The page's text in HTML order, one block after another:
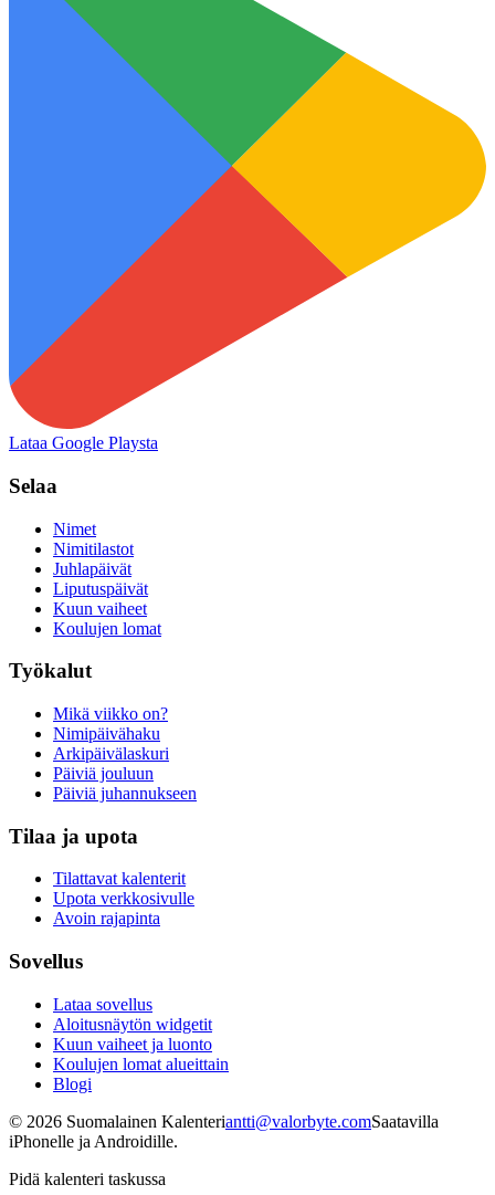
Lataa Google Playsta
Selaa
Nimet
Nimitilastot
Juhlapäivät
Liputuspäivät
Kuun vaiheet
Koulujen lomat
Työkalut
Mikä viikko on?
Nimipäivähaku
Arkipäivälaskuri
Päiviä jouluun
Päiviä juhannukseen
Tilaa ja upota
Tilattavat kalenterit
Upota verkkosivulle
Avoin rajapinta
Sovellus
Lataa sovellus
Aloitusnäytön widgetit
Kuun vaiheet ja luonto
Koulujen lomat alueittain
Blogi
© 2026 Suomalainen Kalenteriantti@valorbyte.comSaatavilla
iPhonelle ja Androidille.
Pidä kalenteri taskussa